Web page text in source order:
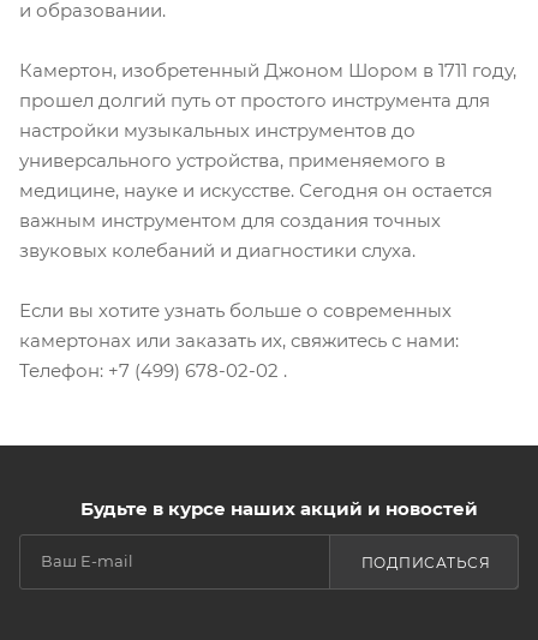
и образовании.
Камертон, изобретенный Джоном Шором в 1711 году,
прошел долгий путь от простого инструмента для
настройки музыкальных инструментов до
универсального устройства, применяемого в
медицине, науке и искусстве. Сегодня он остается
важным инструментом для создания точных
звуковых колебаний и диагностики слуха.
Если вы хотите узнать больше о современных
камертонах или заказать их, свяжитесь с нами:
Телефон: +7 (499) 678-02-02 .
Будьте в курсе наших акций и новостей
ПОДПИСАТЬСЯ